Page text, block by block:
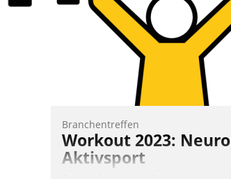
Branchentreffen
Workout 2023:
Aktivsport